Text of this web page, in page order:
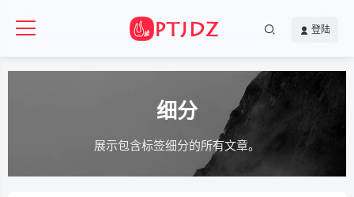
登陆
细分
展示包含标签细分的所有文章。